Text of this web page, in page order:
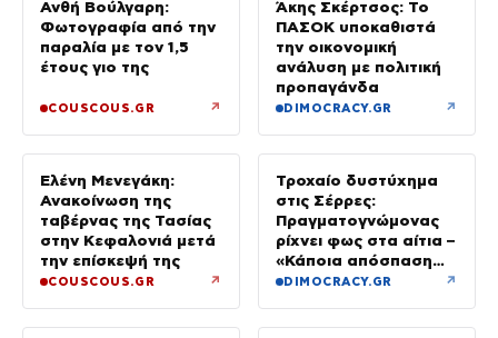
Ανθή Βούλγαρη:
Φωτογραφία από την
παραλία με τον 1,5
έτους γιο της
COUSCOUS.GR ↗
Άκης Σκέρτσος: Το
ΠΑΣΟΚ υποκαθιστά
την οικονομική
ανάλυση με πολιτική
προπαγάνδα
DIMOCRACY.GR ↗
Ελένη Μενεγάκη:
Ανακοίνωση της
ταβέρνας της Τασίας
στην Κεφαλονιά μετά
την επίσκεψή της
COUSCOUS.GR ↗
Τροχαίο δυστύχημα
στις Σέρρες:
Πραγματογνώμονας
ρίχνει φως στα αίτια –
«Κάποια απόσπαση
προσοχής, ίσως
DIMOCRACY.GR ↗